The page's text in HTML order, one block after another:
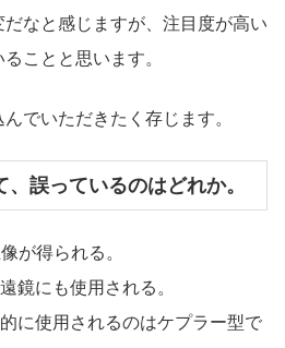
なと感じますが、注目度が高い
ことと思います。
でいただきたく存じます。
誤っているのはどれか。
が得られる。
鏡にも使用される。
に使用されるのはケプラー型で